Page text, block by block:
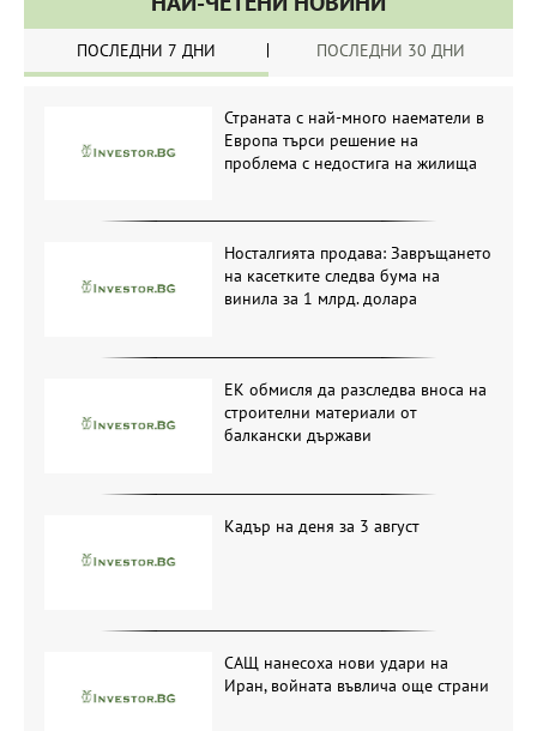
ПОСЛЕДНИ 7 ДНИ ПОСЛЕДНИ 30 ДНИ
Страната с най-много наематели в
Европа търси решение на
проблема с недостига на жилища
Носталгията продава: Завръщането
на касетките следва бума на
винила за 1 млрд. долара
ЕК обмисля да разследва вноса на
строителни материали от
балкански държави
Кадър на деня за 3 август
САЩ нанесоха нови удари на
Иран, войната въвлича още страни